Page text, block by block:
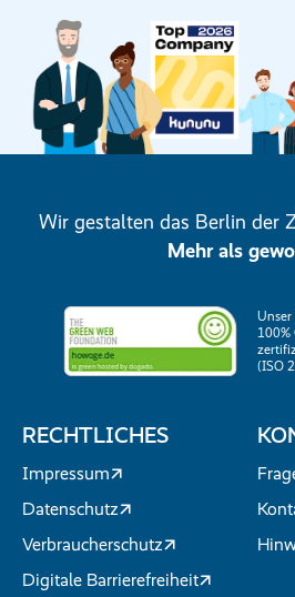
Wir gestalten das Berlin der
Mehr als
Unser
100%
(ISO
RECHTLICHES
Impressum
Datenschutz
Verbraucherschutz
Digitale Barrierefreiheit